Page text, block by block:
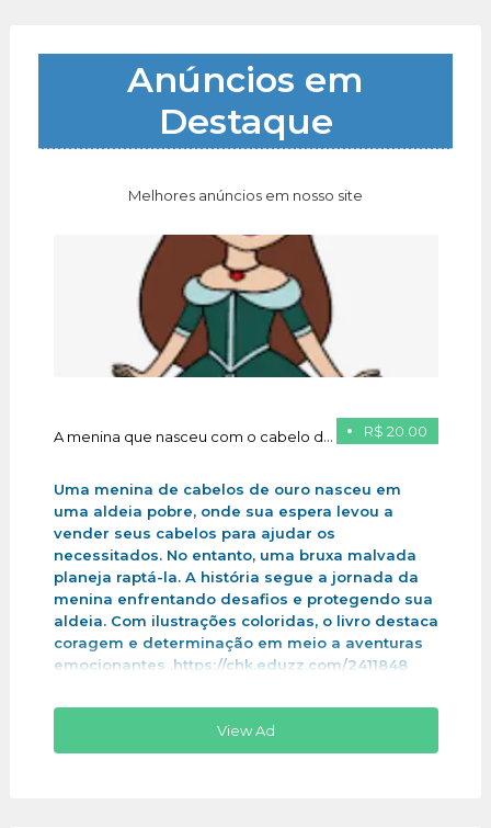
Anúncios em
Destaque
Melhores anúncios em nosso site
R$ 20.00
A menina que nasceu com o cabelo de ouro
Uma menina de cabelos de ouro nasceu em
uma aldeia pobre, onde sua espera levou a
vender seus cabelos para ajudar os
necessitados. No entanto, uma bruxa malvada
planeja raptá-la. A história segue a jornada da
menina enfrentando desafios e protegendo sua
aldeia. Com ilustrações coloridas, o livro destaca
coragem e determinação em meio a aventuras
emocionantes .https://chk.eduzz.com/2411848
View Ad